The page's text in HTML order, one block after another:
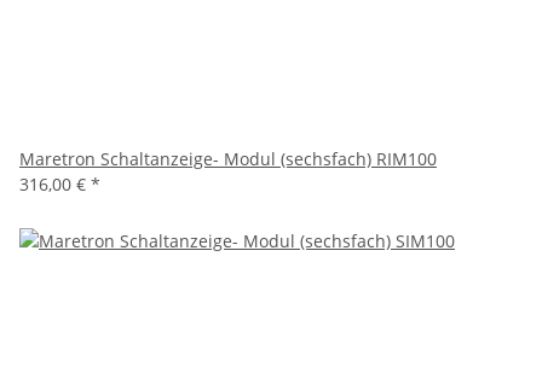
Maretron Schaltanzeige- Modul (sechsfach) RIM100
316,00 € *